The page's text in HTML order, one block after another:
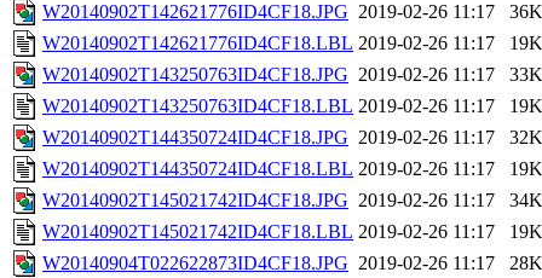
W20140902T142621776ID4CF18.JPG 2019-02-26 11:17
36K
W20140902T142621776ID4CF18.LBL 2019-02-26 11:17
19K
W20140902T143250763ID4CF18.JPG 2019-02-26 11:17
33K
W20140902T143250763ID4CF18.LBL 2019-02-26 11:17
19K
W20140902T144350724ID4CF18.JPG 2019-02-26 11:17
32K
W20140902T144350724ID4CF18.LBL 2019-02-26 11:17
19K
W20140902T145021742ID4CF18.JPG 2019-02-26 11:17
34K
W20140902T145021742ID4CF18.LBL 2019-02-26 11:17
19K
W20140904T022622873ID4CF18.JPG 2019-02-26 11:17
28K